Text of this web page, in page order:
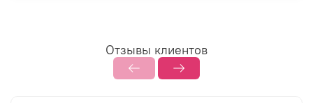
Отзывы клиентов